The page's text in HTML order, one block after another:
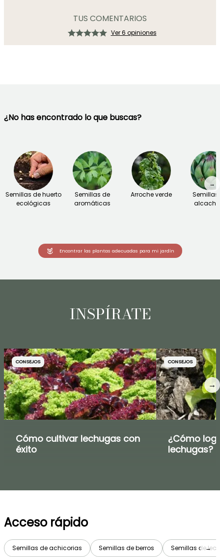
TUS COMENTARIOS
Ver 6 opiniones
¿No has encontrado lo que buscas?
Semillas de huerto
ecológicas
Semillas de
aromáticas
Arroche verde
Semillas
→
Encontrar las plantas adecuadas para mi jardín
INSPÍRATE
CONSEJOS
Cómo cultivar lechugas con
éxito
CONSEJOS
¿Cómo
lechugas?
→
Acceso rápido
Semillas de achicorias Semillas de berros Semillas de→